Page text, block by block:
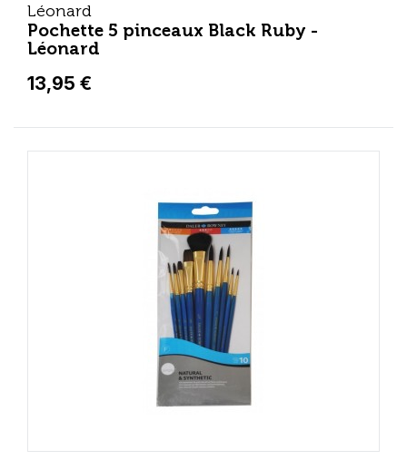
Léonard
Pochette 5 pinceaux Black Ruby -
Léonard
13,95 €